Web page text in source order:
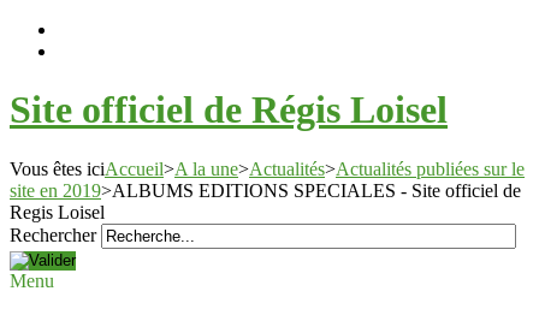
Site officiel de Régis Loisel
Vous êtes iciAccueil>A la une>Actualités>Actualités publiées sur le
site en 2019>ALBUMS EDITIONS SPECIALES - Site officiel de
Regis Loisel
Rechercher
Menu